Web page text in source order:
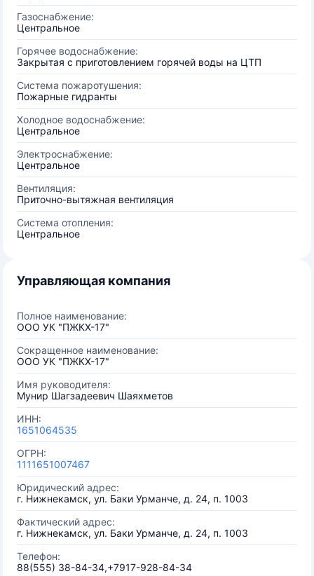
Газоснабжение:
Центральное
Горячее водоснабжение:
Закрытая с приготовлением горячей воды на ЦТП
Система пожаротушения:
Пожарные гидранты
Холодное водоснабжение:
Центральное
Электроснабжение:
Центральное
Вентиляция:
Приточно-вытяжная вентиляция
Система отопления:
Центральное
Управляющая компания
Полное наименование:
ООО УК "ПЖКХ-17"
Сокращенное наименование:
ООО УК "ПЖКХ-17"
Имя руководителя:
Мунир Шагзадеевич Шаяхметов
ИНН:
1651064535
ОГРН:
1111651007467
Юридический адрес:
г. Нижнекамск, ул. Баки Урманче, д. 24, п. 1003
Фактический адрес:
г. Нижнекамск, ул. Баки Урманче, д. 24, п. 1003
Телефон:
88(555) 38-84-34,+7917-928-84-34